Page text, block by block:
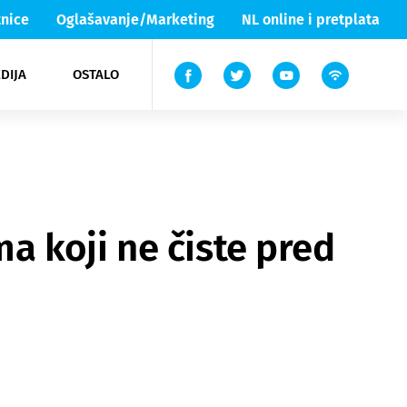
Oglašavanje/Marketing NL online i pretplata
OSTALO
Lika & Senj
TV
koji ne čiste pred